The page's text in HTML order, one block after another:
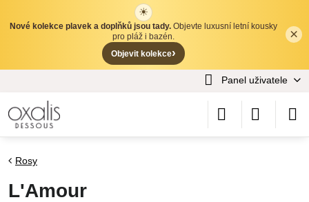
✕
×
☀
Nové kolekce plavek a doplňků jsou tady. Objevte luxusní letní kousky
pro pláž i bazén.
Objevit kolekce›
Panel uživatele
Rosy
L'Amour